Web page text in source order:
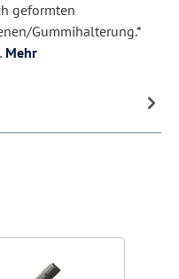
geformten
Gummihalterung.*
Mehr